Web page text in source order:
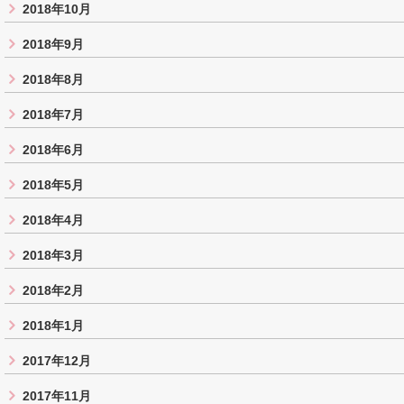
2018年10月
2018年9月
2018年8月
2018年7月
2018年6月
2018年5月
2018年4月
2018年3月
2018年2月
2018年1月
2017年12月
2017年11月